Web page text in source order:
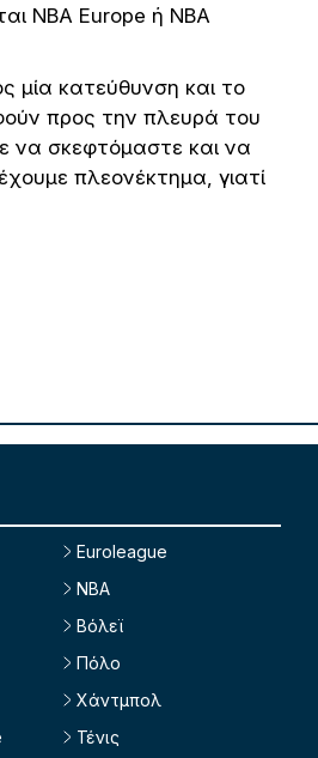
NBA Europe ή NBA
μία κατεύθυνση και το
προς την πλευρά του
να σκεφτόμαστε και να
πλεονέκτημα, γιατί
Euroleague
NBA
Βόλεϊ
Πόλο
Χάντμπολ
Τένις